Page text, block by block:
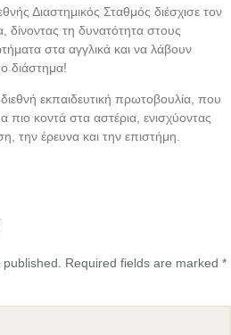
Διαστημικός Σταθμός διέσχισε τον
τη δυνατότητα στους
στα αγγλικά και να λάβουν
διάστημα!
εκπαιδευτική πρωτοβουλία, που
πιο κοντά στα αστέρια, ενισχύοντας
την έρευνα και την επιστήμη.
Required fields are marked *